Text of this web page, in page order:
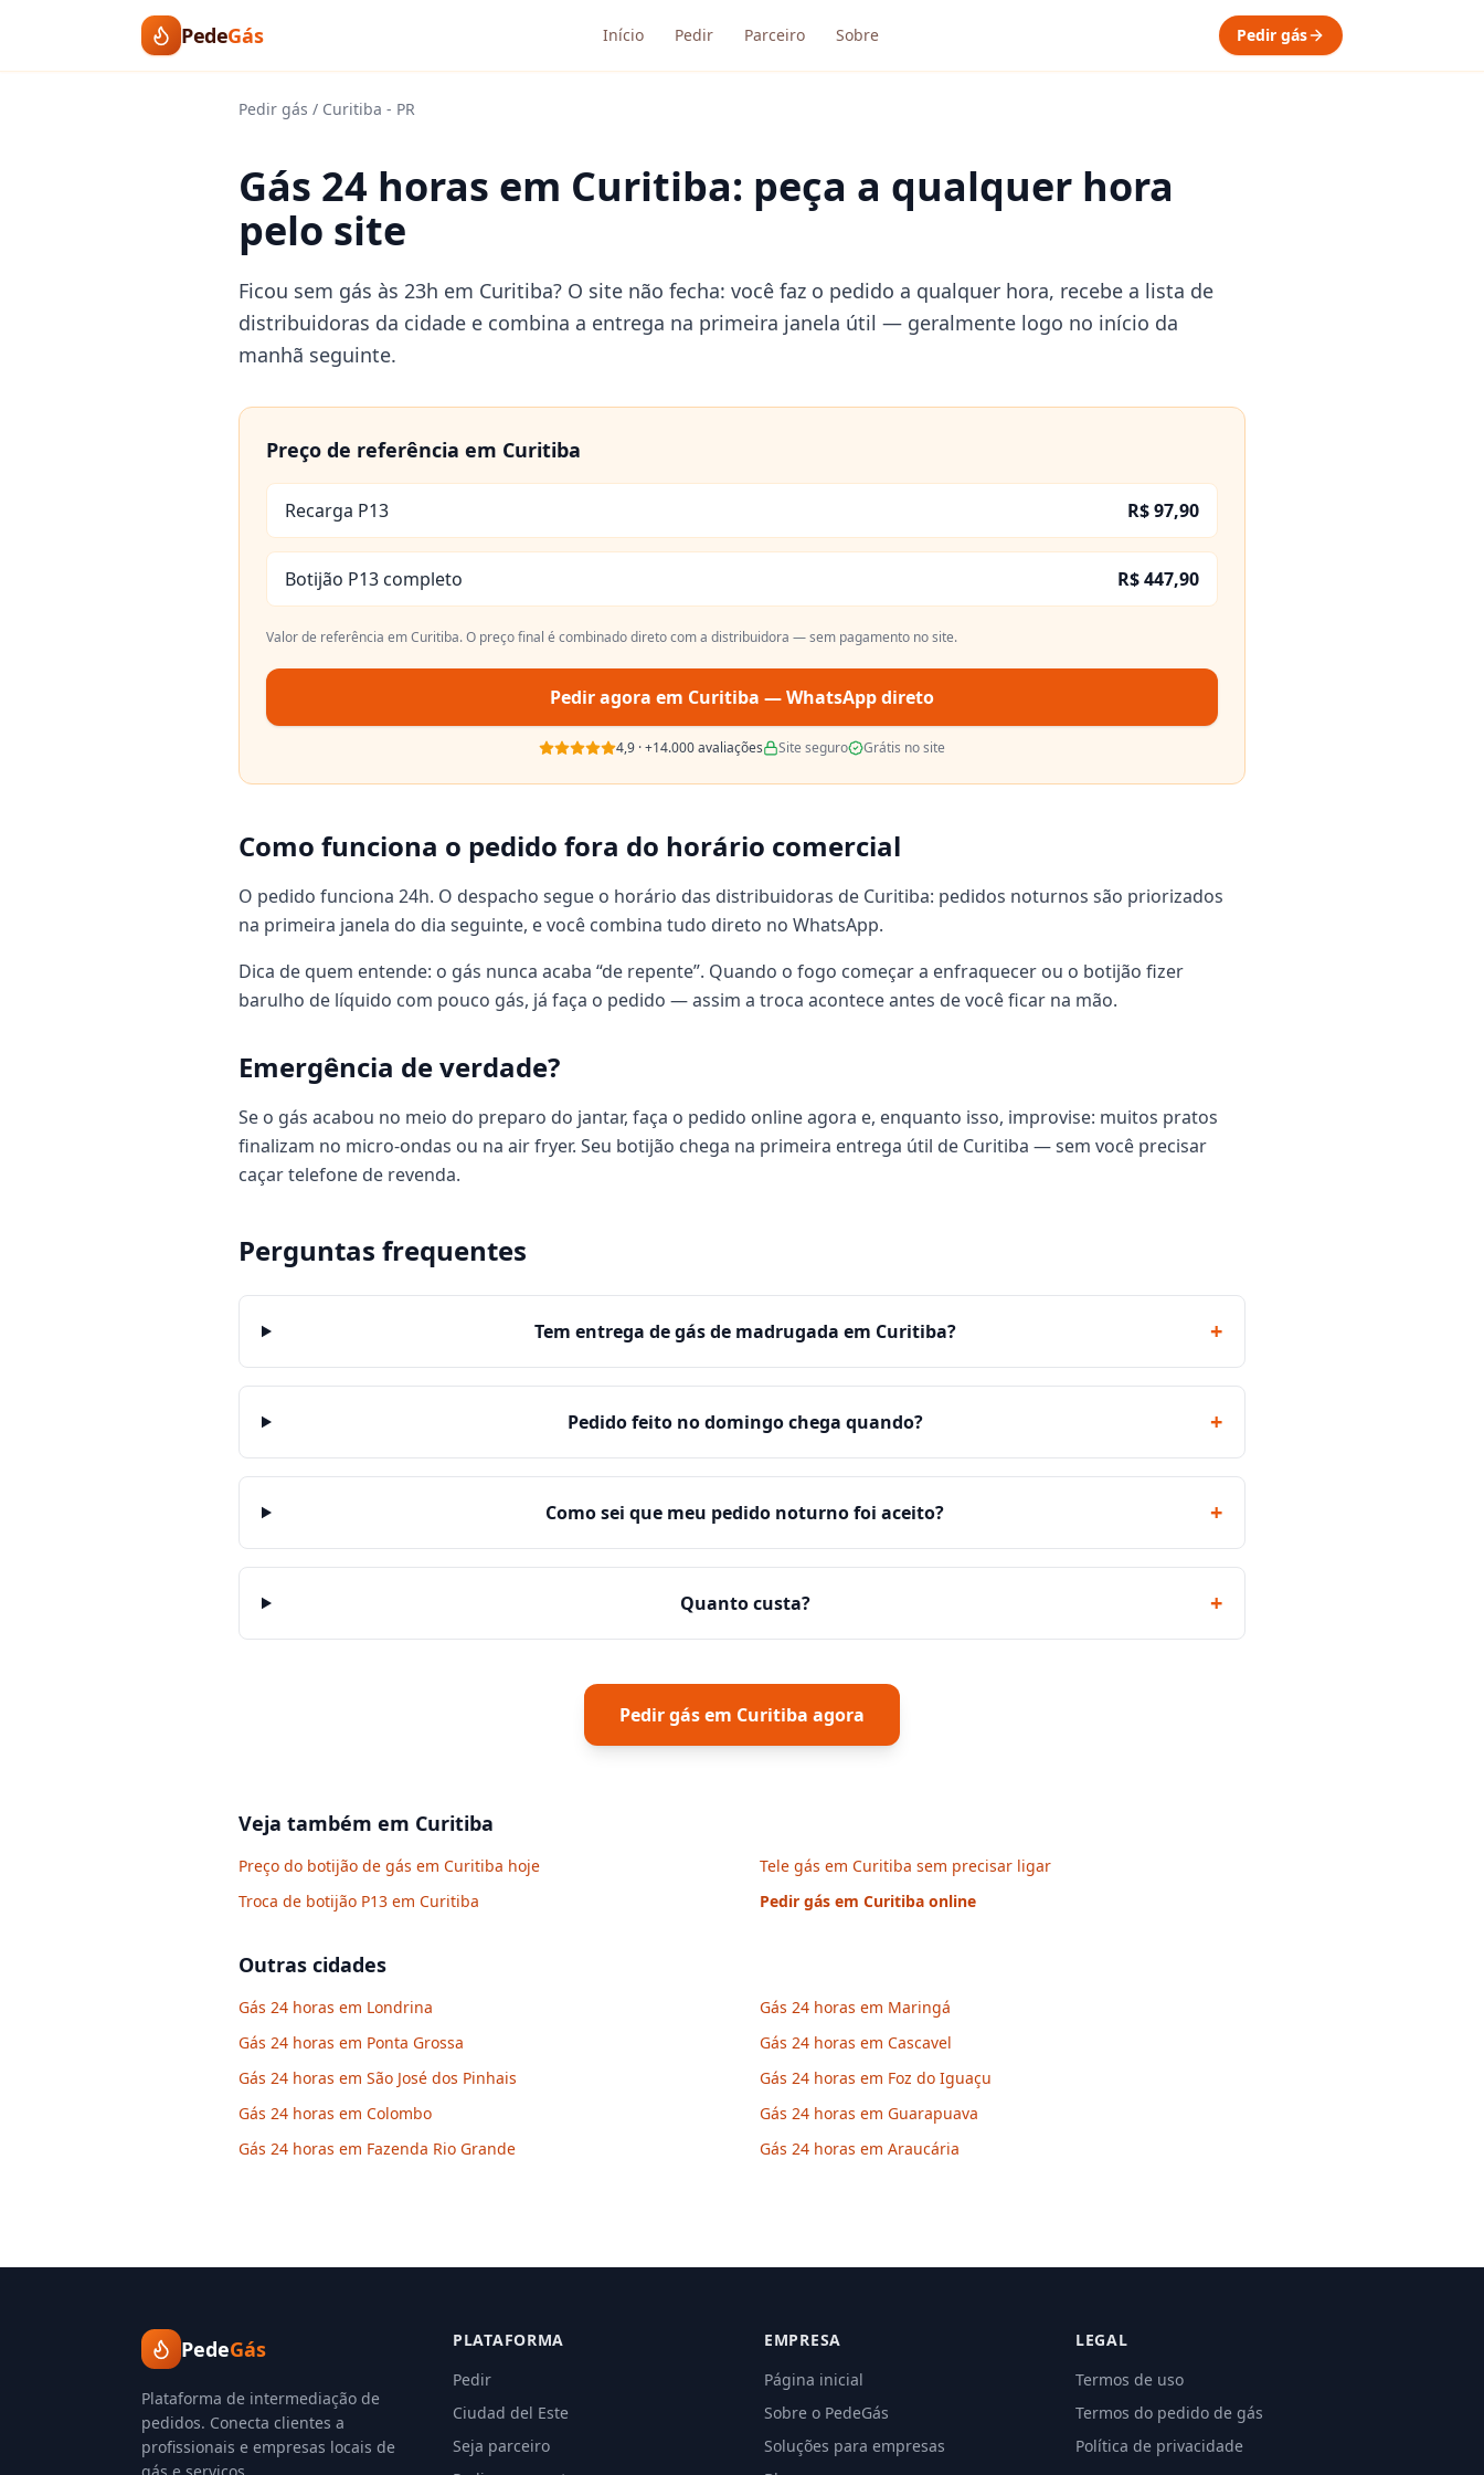
PedeGás Início Pedir Parceiro Sobre Pedir gás
Pedir gás / Curitiba - PR
Gás 24 horas em Curitiba: peça a qualquer hora
pelo site
Ficou sem gás às 23h em Curitiba? O site não fecha: você faz o pedido a qualquer hora, recebe a lista de
distribuidoras da cidade e combina a entrega na primeira janela útil — geralmente logo no início da
manhã seguinte.
Preço de referência em Curitiba
Recarga P13 R$ 97,90
Botijão P13 completo R$ 447,90
Valor de referência emCuritiba. O preço final é combinado direto com a distribuidora — sem pagamento no site.
Pedir agora em Curitiba — WhatsApp direto
4,9 ·+14.000avaliações Site seguro Grátis no site
Como funciona o pedido fora do horário comercial
O pedido funciona 24h. O despacho segue o horário das distribuidoras de Curitiba: pedidos noturnos são priorizados
na primeira janela do dia seguinte, e você combina tudo direto no WhatsApp.
Dica de quem entende: o gás nunca acaba “de repente”. Quando o fogo começar a enfraquecer ou o botijão fizer
barulho de líquido com pouco gás, já faça o pedido — assim a troca acontece antes de você ficar na mão.
Emergência de verdade?
Se o gás acabou no meio do preparo do jantar, faça o pedido online agora e, enquanto isso, improvise: muitos pratos
finalizam no micro-ondas ou na air fryer. Seu botijão chega na primeira entrega útil de Curitiba — sem você precisar
caçar telefone de revenda.
Perguntas frequentes
Tem entrega de gás de madrugada em Curitiba? +
Pedido feito no domingo chega quando? +
Como sei que meu pedido noturno foi aceito? +
Quanto custa? +
Pedir gás em Curitiba agora
Veja também em Curitiba
Preço do botijão de gás em Curitiba hoje
Tele gás em Curitiba sem precisar ligar
Troca de botijão P13 em Curitiba
Pedir gás em Curitiba online
Outras cidades
Gás 24 horas em Londrina
Gás 24 horas em Maringá
Gás 24 horas em Ponta Grossa
Gás 24 horas em Cascavel
Gás 24 horas em São José dos Pinhais
Gás 24 horas em Foz do Iguaçu
Gás 24 horas em Colombo
Gás 24 horas em Guarapuava
Gás 24 horas em Fazenda Rio Grande
Gás 24 horas em Araucária
PedeGás
Plataforma de intermediação de
pedidos. Conecta clientes a
profissionais e empresas locais de
PLATAFORMA
Pedir
Ciudad del Este
Seja parceiro
EMPRESA
Página inicial
Sobre o PedeGás
Soluções para empresas
LEGAL
Termos de uso
Termos do pedido de gás
Política de privacidade